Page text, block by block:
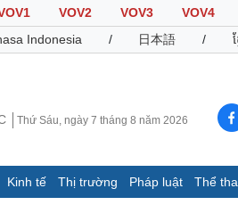
VOV2 VOV3 VOV4
Indonesia / 日本語 /
Thứ Sáu, ngày 7 tháng 8 năm 2026
Kinh tế Thị trường Pháp luật Thể